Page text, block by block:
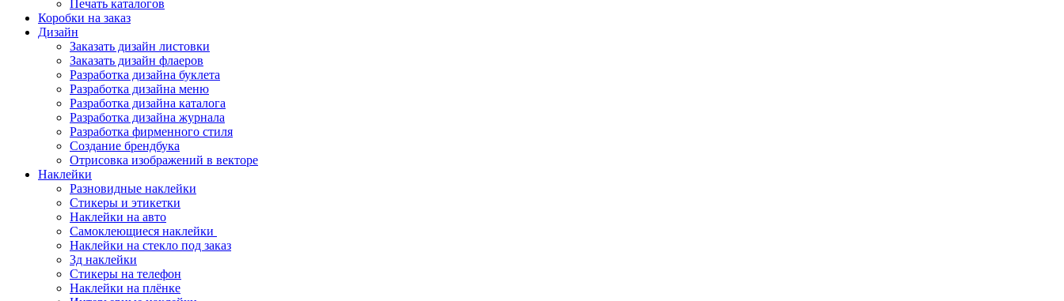
Печать каталогов
Коробки на заказ
Дизайн
Заказать дизайн листовки
Заказать дизайн флаеров
Разработка дизайна буклета
Разработка дизайна меню
Разработка дизайна каталога
Разработка дизайна журнала
Разработка фирменного стиля
Создание брендбука
Отрисовка изображений в векторе
Наклейки
Разновидные наклейки
Стикеры и этикетки
Наклейки на авто
Самоклеющиеся наклейки
Наклейки на стекло под заказ
3д наклейки
Cтикеры на телефон
Наклейки на плёнке